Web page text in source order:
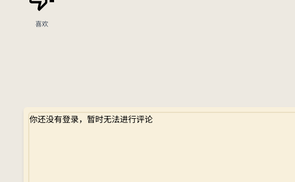
喜欢
你还没有登录，暂时无法进行评论